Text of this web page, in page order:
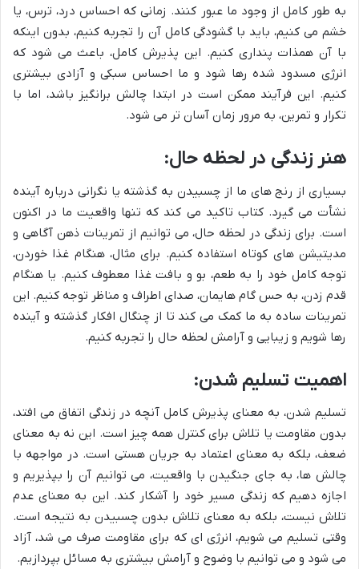
به طور کامل از وجود ما عبور کنند. زمانی که احساس درد، ترس، یا
خشم می کنیم، باید با گشودگی کامل آن را تجربه کنیم، بدون اینکه
با آن همذات پنداری کنیم. این پذیرش کامل، باعث می شود که
انرژی مسدود شده رها شود و ما احساس سبکی و آزادی بیشتری
کنیم. این فرآیند ممکن است در ابتدا چالش برانگیز باشد، اما با
تکرار و تمرین، به مرور زمان آسان تر می شود.
هنر زندگی در لحظه حال:
بسیاری از رنج های ما از چسبیدن به گذشته یا نگرانی درباره آینده
نشأت می گیرد. کتاب تاکید می کند که تنها واقعیت ما در اکنون
است. برای زندگی در لحظه حال، می توانیم از تمرینات ذهن آگاهی و
مدیتیشن های کوتاه استفاده کنیم. برای مثال، هنگام غذا خوردن،
توجه کامل خود را به طعم، بو و بافت غذا معطوف کنیم. یا هنگام
قدم زدن، به حس گام هایمان، صدای اطراف و مناظر توجه کنیم. این
تمرینات ساده به ما کمک می کند تا از چنگال افکار گذشته و آینده
رها شویم و زیبایی و آرامش لحظه حال را تجربه کنیم.
اهمیت تسلیم شدن:
تسلیم شدن، به معنای پذیرش کامل آنچه در زندگی اتفاق می افتد،
بدون مقاومت یا تلاش برای کنترل همه چیز است. این نه به معنای
ضعف، بلکه به معنای اعتماد به جریان هستی است. در مواجهه با
چالش ها، به جای جنگیدن با واقعیت، می توانیم آن را بپذیریم و
اجازه دهیم که زندگی مسیر خود را آشکار کند. این به معنای عدم
تلاش نیست، بلکه به معنای تلاش بدون چسبیدن به نتیجه است.
وقتی تسلیم می شویم، انرژی ای که برای مقاومت صرف می شد، آزاد
می شود و می توانیم با وضوح و آرامش بیشتری به مسائل بپردازیم.